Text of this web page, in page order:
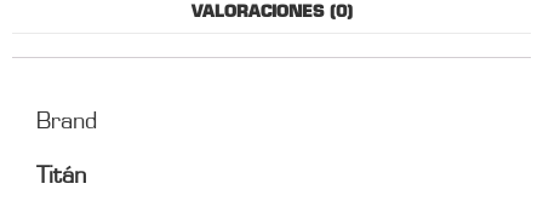
VALORACIONES (0)
Brand
Titán